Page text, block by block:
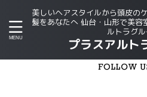
美しいヘアスタイルから頭皮の
髪をあなたへ 仙台・山形で美容
ルトラグ
プラスアルト